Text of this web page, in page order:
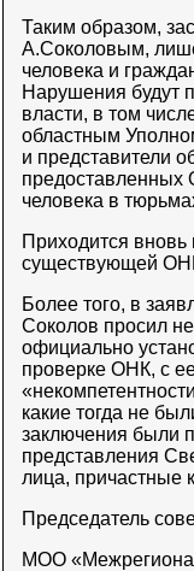
Таким образом,
А.Соколовым,
человека и
Нарушения будут
власти, в том
областным
и представители
предоставленных
человека в
Приходится вновь
существующей
Более того, в
Соколов просил
официально
проверке ОНК, с
какие тогда не
заключения были
представления
лица, причастные
Председатель
МОО